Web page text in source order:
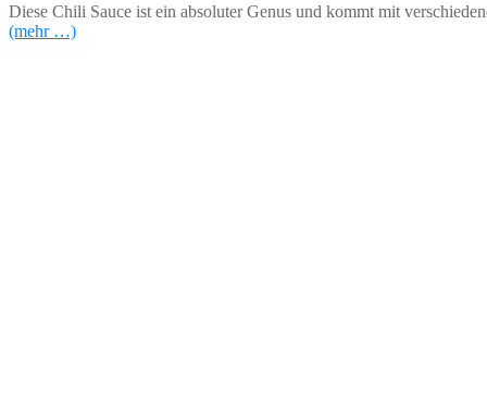
Diese Chili Sauce ist ein absoluter Genus und kommt mit
(mehr …)